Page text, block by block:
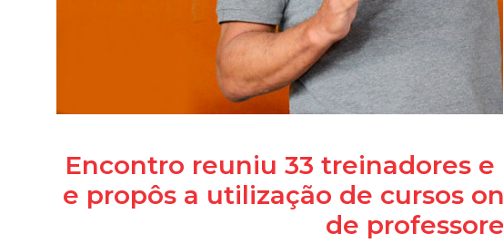
Encontro reuniu 33 treinadores e
e propôs a utilização de cursos
de